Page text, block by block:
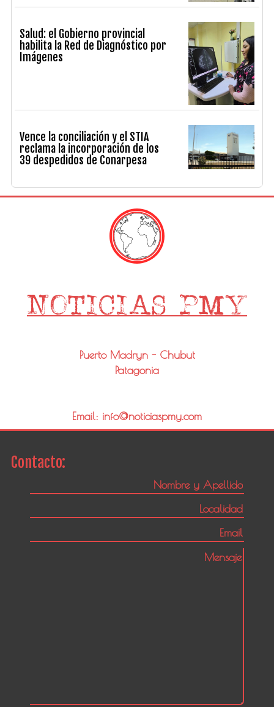
Salud: el Gobierno provincial
habilita la Red de Diagnóstico por
Imágenes
Vence la conciliación y el STIA
reclama la incorporación de los
39 despedidos de Conarpesa
Puerto Madryn - Chubut
Patagonia
Email: info@noticiaspmy.com
Contacto: